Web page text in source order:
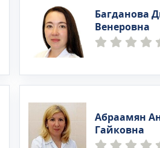
Багданова
Венеровна
Абраамян
Гайковна